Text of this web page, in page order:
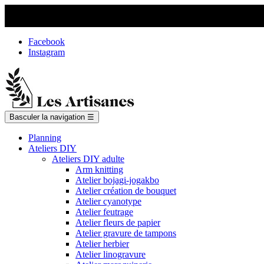
Facebook
Instagram
Basculer la navigation ☰
Planning
Ateliers DIY
Ateliers DIY adulte
Arm knitting
Atelier bojagi-jogakbo
Atelier création de bouquet
Atelier cyanotype
Atelier feutrage
Atelier fleurs de papier
Atelier gravure de tampons
Atelier herbier
Atelier linogravure